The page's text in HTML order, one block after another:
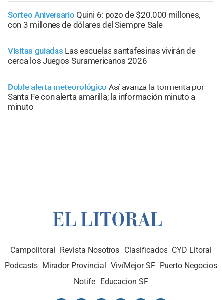
Sorteo Aniversario Quini 6: pozo de $20.000 millones,
con 3 millones de dólares del Siempre Sale
Visitas guiadas Las escuelas santafesinas vivirán de
cerca los Juegos Suramericanos 2026
Doble alerta meteorológico Así avanza la tormenta por
Santa Fe con alerta amarilla; la información minuto a
minuto
Campolitoral Revista Nosotros Clasificados CYD Litoral
Podcasts Mirador Provincial VivíMejor SF Puerto Negocios
Notife
Educacion SF